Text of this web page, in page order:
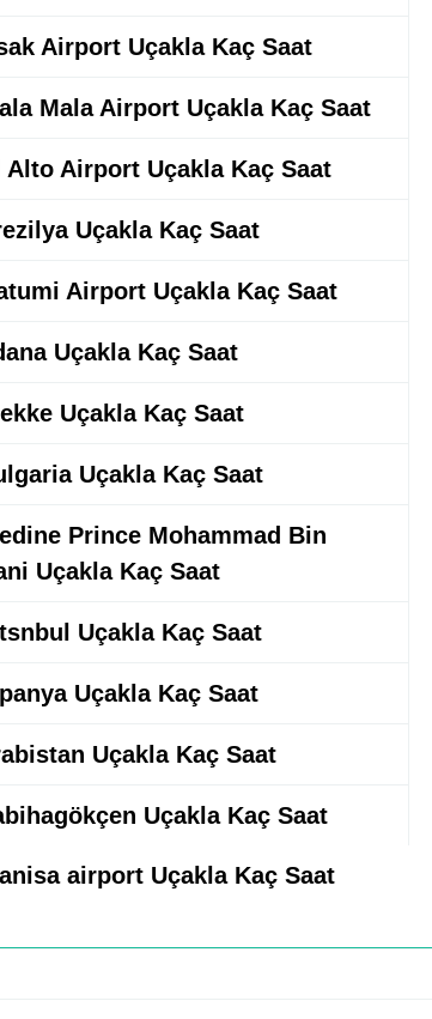
Airport Uçakla Kaç Saat
Mala Airport Uçakla Kaç Saat
Airport Uçakla Kaç Saat
Uçakla Kaç Saat
Airport Uçakla Kaç Saat
Uçakla Kaç Saat
Uçakla Kaç Saat
Uçakla Kaç Saat
Prince Mohammad Bin
Uçakla Kaç Saat
Uçakla Kaç Saat
Uçakla Kaç Saat
Uçakla Kaç Saat
Uçakla Kaç Saat
airport Uçakla Kaç Saat